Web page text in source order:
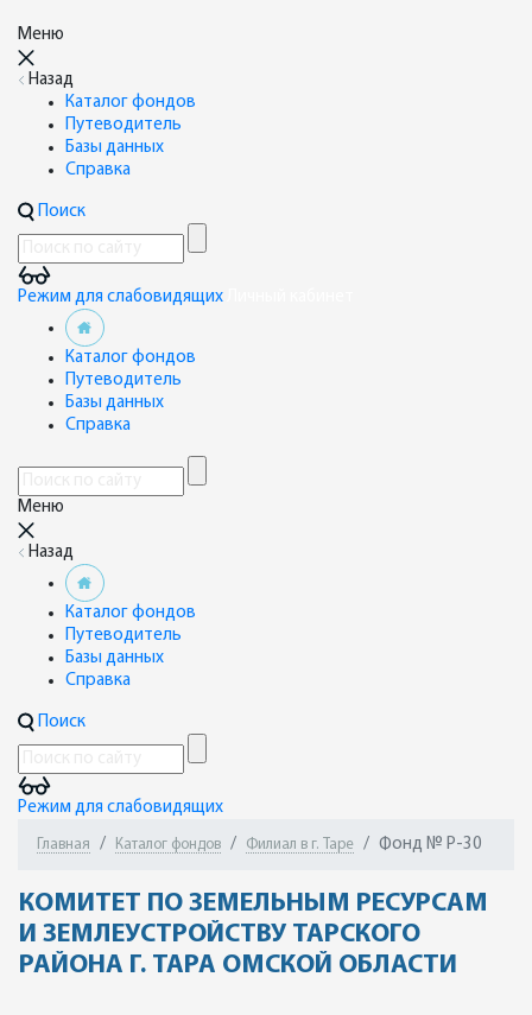
Меню
Назад
Каталог фондов
Путеводитель
Базы данных
Справка
Поиск
Режим для слабовидящих
Каталог фондов
Путеводитель
Базы данных
Справка
Меню
Назад
Каталог фондов
Путеводитель
Базы данных
Справка
Поиск
Режим для слабовидящих
Главная Каталог фондов Филиал в г. Таре Фонд № Р-30
КОМИТЕТ ПО ЗЕМЕЛЬНЫМ РЕСУРСАМ
И ЗЕМЛЕУСТРОЙСТВУ ТАРСКОГО
РАЙОНА Г. ТАРА ОМСКОЙ ОБЛАСТИ